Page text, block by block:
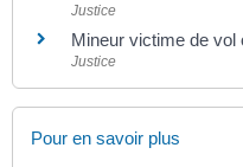
Justice
Mineur victime de vol
Justice
Pour en savoir plus